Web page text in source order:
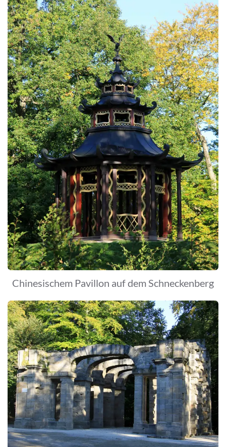
Chinesischem Pavillon auf dem Schneckenberg